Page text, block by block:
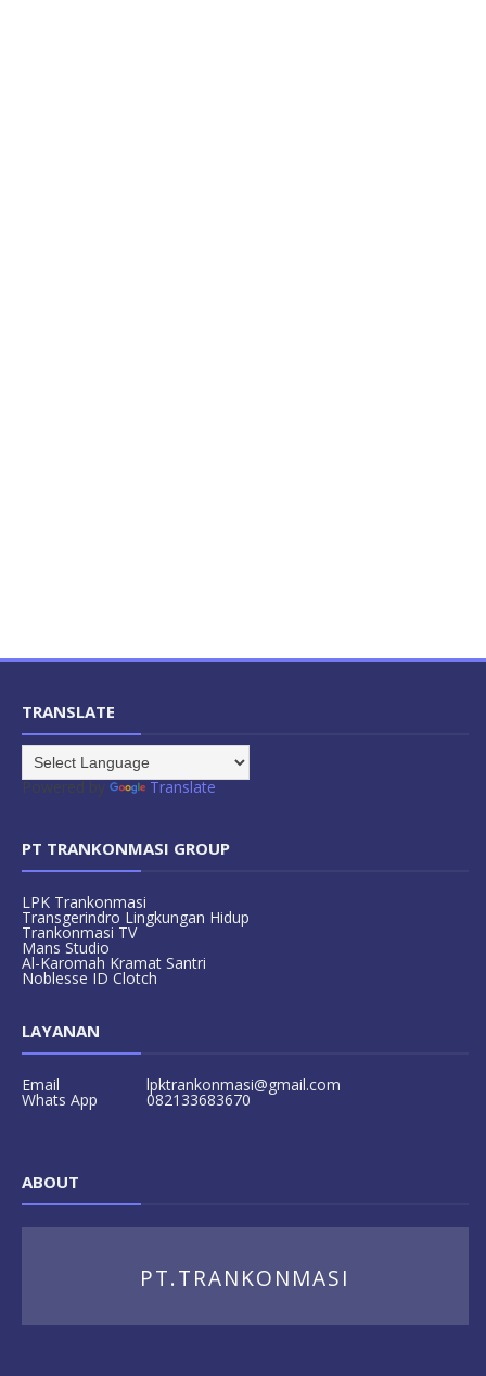
TRANSLATE
Powered by Translate
PT TRANKONMASI GROUP
LPK Trankonmasi
Transgerindro Lingkungan Hidup
Trankonmasi TV
Mans Studio
Al-Karomah Kramat Santri
Noblesse ID Clotch
LAYANAN
Email lpktrankonmasi@gmail.com
Whats App 082133683670
ABOUT
PT.TRANKONMASI